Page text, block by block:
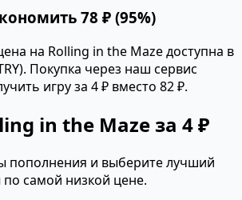
78 ₽ (95%)
на Rolling in the Maze доступна в
Покупка через наш сервис
игру за 4 ₽ вместо 82 ₽.
in the Maze за 4 ₽
пополнения и выберите лучший
самой низкой цене.